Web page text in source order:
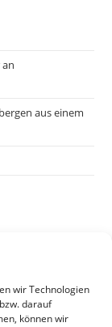
wir Technologien
darauf
können wir
aus einem